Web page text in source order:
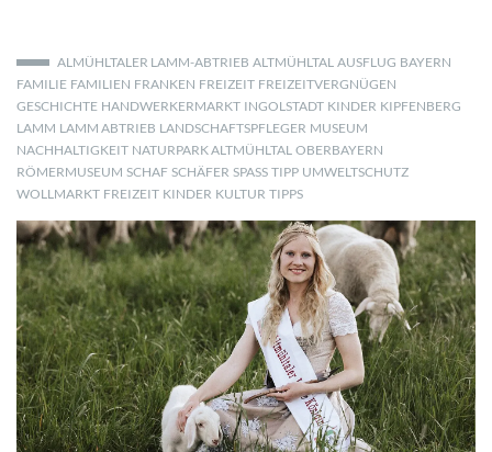
ALMÜHLTALER LAMM-ABTRIEB ALTMÜHLTAL AUSFLUG BAYERN
FAMILIE FAMILIEN FRANKEN FREIZEIT FREIZEITVERGNÜGEN
GESCHICHTE HANDWERKERMARKT INGOLSTADT KINDER KIPFENBERG
LAMM LAMM ABTRIEB LANDSCHAFTSPFLEGER MUSEUM
NACHHALTIGKEIT NATURPARK ALTMÜHLTAL OBERBAYERN
RÖMERMUSEUM SCHAF SCHÄFER SPASS TIPP UMWELTSCHUTZ
WOLLMARKT FREIZEIT KINDER KULTUR TIPPS